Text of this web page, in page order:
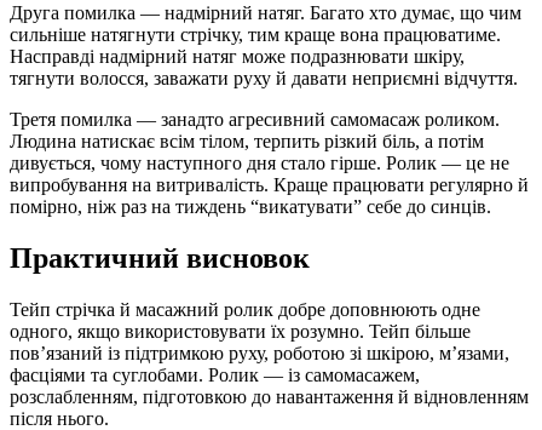
Друга помилка — надмірний натяг. Багато хто думає, що чим
сильніше натягнути стрічку, тим краще вона працюватиме.
Насправді надмірний натяг може подразнювати шкіру,
тягнути волосся, заважати руху й давати неприємні відчуття.
Третя помилка — занадто агресивний самомасаж роликом.
Людина натискає всім тілом, терпить різкий біль, а потім
дивується, чому наступного дня стало гірше. Ролик — це не
випробування на витривалість. Краще працювати регулярно й
помірно, ніж раз на тиждень “викатувати” себе до синців.
Практичний висновок
Тейп стрічка й масажний ролик добре доповнюють одне
одного, якщо використовувати їх розумно. Тейп більше
пов’язаний із підтримкою руху, роботою зі шкірою, м’язами,
фасціями та суглобами. Ролик — із самомасажем,
розслабленням, підготовкою до навантаження й відновленням
після нього.